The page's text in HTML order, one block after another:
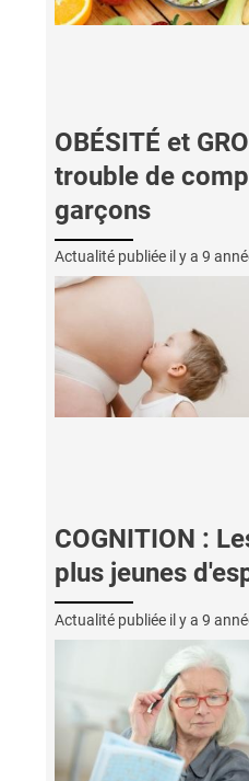
OBÉSITÉ et
trouble de
garçons
Actualité publiée il y a 9
COGNITION :
plus jeunes
Actualité publiée il y a 9